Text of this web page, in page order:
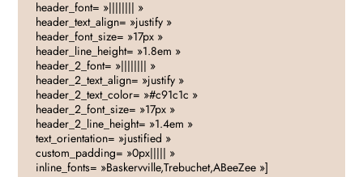
header_font= »|||||||| »
header_text_align= »justify »
header_font_size= »17px »
header_line_height= »1.8em »
header_2_font= »|||||||| »
header_2_text_align= »justify »
header_2_text_color= »#c91c1c »
header_2_font_size= »17px »
header_2_line_height= »1.4em »
text_orientation= »justified »
custom_padding= »0px||||| »
inline_fonts= »Baskervville,Trebuchet,ABeeZee »]